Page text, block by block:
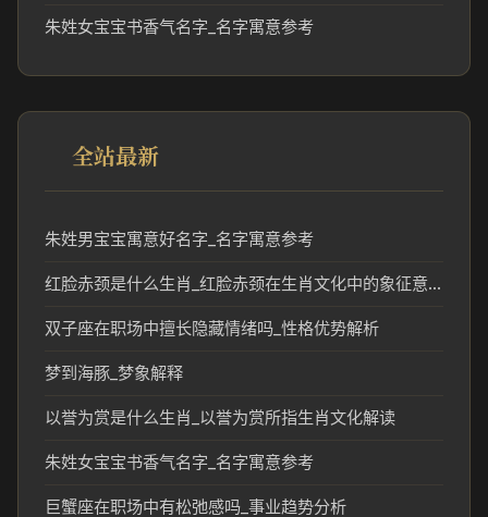
朱姓女宝宝书香气名字_名字寓意参考
全站最新
朱姓男宝宝寓意好名字_名字寓意参考
红脸赤颈是什么生肖_红脸赤颈在生肖文化中的象征意义
双子座在职场中擅长隐藏情绪吗_性格优势解析
梦到海豚_梦象解释
以誉为赏是什么生肖_以誉为赏所指生肖文化解读
朱姓女宝宝书香气名字_名字寓意参考
巨蟹座在职场中有松弛感吗_事业趋势分析